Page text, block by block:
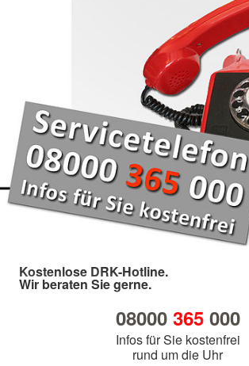
Kostenlose DRK-Hotline.
Wir beraten Sie gerne.
08000 365000
Infos für Sie kostenfrei
rund um die Uhr